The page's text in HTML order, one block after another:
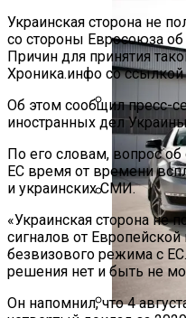
Быстром
Названы
Трампа
Украинская сторона не
со стороны Евросоюза
Причин для принятия
Хроника.инфо со ссылкой
Об этом сообщил пресс-
иностранных дел
По его словам, вопрос
ЕС время от времени
и украинских СМИ.
«Украинская сторона не
сигналов от
безвизового режима с
решения нет и быть не
Он напомнил, что 4